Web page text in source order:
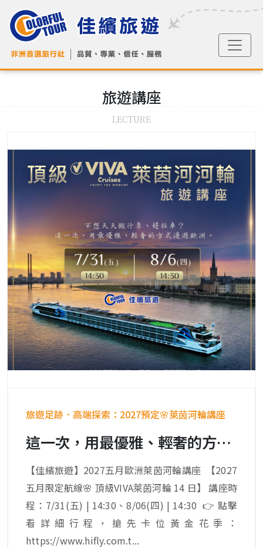
旅遊講座
LECTURE
旅遊足跡．高端探索：2027預定🌸萊茵河輪講座
這一次，用最優雅、輕奢的方式漫遊歐洲 | 荷、德、法、瑞深度行程分享
【佳繽旅遊】2027五月歐洲萊茵河輪講座 【2027
五月限定航線🌸 頂級VIVA萊茵河輪 14 日】 講座時
程：7/31(五) | 14:30、8/06(四) | 14:30 👉 點擊
看詳細行程，搶先卡位黃金花季：
https://www.hifly.com.t...